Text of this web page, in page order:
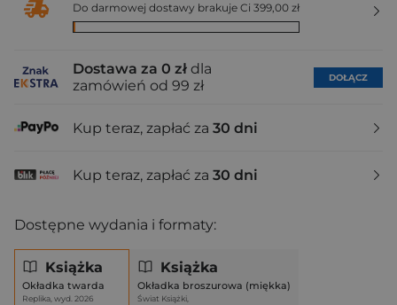
Do darmowej dostawy brakuje Ci 399,00 zł
Dostawa za 0 zł dla
zamówień od 99 zł
DOŁĄCZ
Kup teraz, zapłać za 30 dni
Kup teraz, zapłać za 30 dni
Dostępne wydania i formaty:
Książka
Okładka twarda
Replika, wyd. 2026
Książka
Okładka broszurowa (miękka)
Świat Książki,